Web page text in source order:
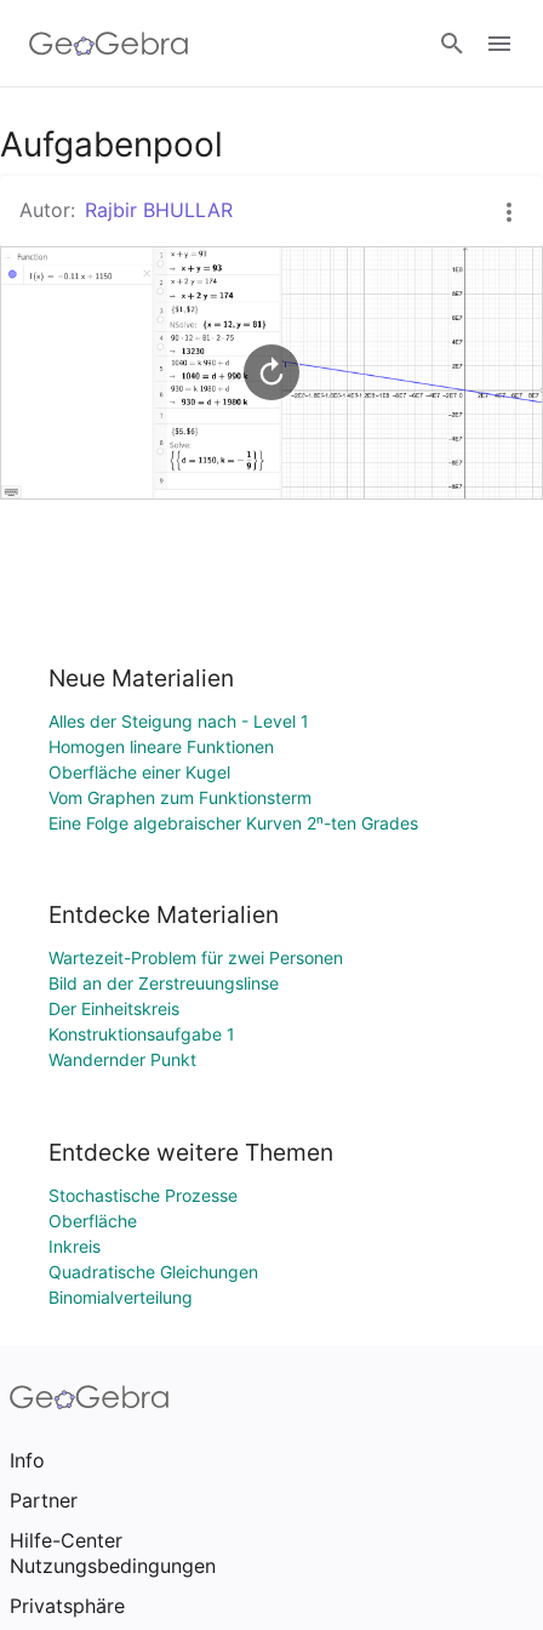
Google Classroom
GeoGebra Classroom
Aufgabenpool
Autor: Rajbir BHULLAR
Neue Materialien
Alles der Steigung nach - Level 1
Homogen lineare Funktionen
Oberfläche einer Kugel
Vom Graphen zum Funktionsterm
Eine Folge algebraischer Kurven 2ⁿ-ten Grades
Entdecke Materialien
Wartezeit-Problem für zwei Personen
Bild an der Zerstreuungslinse
Der Einheitskreis
Konstruktionsaufgabe 1
Wandernder Punkt
Entdecke weitere Themen
Stochastische Prozesse
Oberfläche
Inkreis
Quadratische Gleichungen
Binomialverteilung
Info
Partner
Hilfe-Center
Nutzungsbedingungen
Privatsphäre